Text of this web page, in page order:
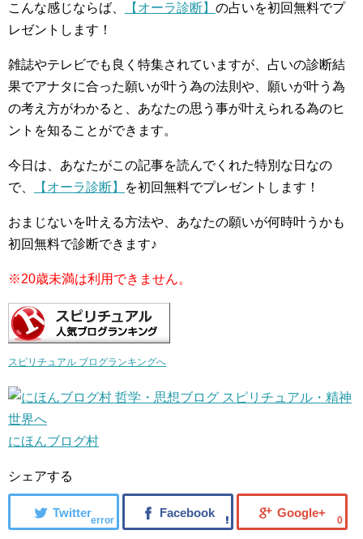
こんな感じならば、 【オーラ診断】 の占いを初回無料でプ
レゼントします！
雑誌やテレビでも良く特集されていますが、占いの診断結
果でアナタに合った願いが叶う為の法則や、願いが叶う為
の考え方がわかると、あなたの思う事が叶えられる為のヒ
ントを知ることができます。
今日は、あなたがこの記事を読んでくれた特別な日なの
で、
【オーラ診断】 を初回無料でプレゼントします！
おまじないを叶える方法や、あなたの願いが何時叶うかも
初回無料で診断できます♪
※20歳未満は利用できません。
スピリチュアル ブログランキングへ
にほんブログ村
シェアする
error 0